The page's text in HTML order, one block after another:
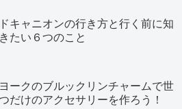
キャニオンの行き方と行く前に知
たい６つのこと
ークのブルックリンチャームで世
だけのアクセサリーを作ろう！